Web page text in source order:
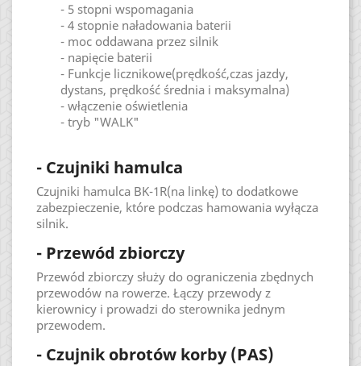
- 5 stopni wspomagania
- 4 stopnie naładowania baterii
- moc oddawana przez silnik
- napięcie baterii
- Funkcje licznikowe(prędkość,czas jazdy,
dystans, prędkość średnia i maksymalna)
- włączenie oświetlenia
- tryb "WALK"
- Czujniki hamulca
Czujniki hamulca BK-1R(na linkę) to dodatkowe
zabezpieczenie, które podczas hamowania wyłącza
silnik.
- Przewód zbiorczy
Przewód zbiorczy służy do ograniczenia zbędnych
przewodów na rowerze. Łączy przewody z
kierownicy i prowadzi do sterownika jednym
przewodem.
- Czujnik obrotów korby (PAS)